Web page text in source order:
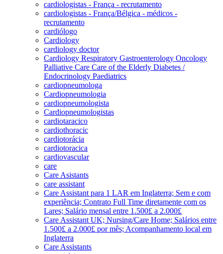
cardiologistas - França - recrutamento
cardiologistas - França/Bélgica - médicos -
recrutamento
cardiólogo
Cardiology
cardiology doctor
Cardiology Respiratory Gastroenterology Oncology
Palliative Care Care of the Elderly Diabetes /
Endocrinology Paediatrics
cardiopneumologa
Cardiopneumologia
cardiopneumologista
Cardiopneumologistas
cardiotaracico
cardiothoracic
cardiotorácia
cardiotoracica
cardiovascular
care
Care Asistants
care assistant
Care Assistant para 1 LAR em Inglaterra; Sem e com
experiência; Contrato Full Time diretamente com os
Lares; Salário mensal entre 1.500£ a 2.000£
Care Assistant UK; Nursing/Care Home; Salários entre
1.500£ a 2.000£ por mês; Acompanhamento local em
Inglaterra
Care Assistants